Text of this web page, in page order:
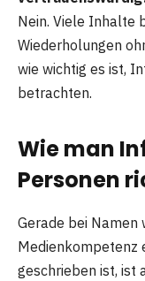
Nein. Viele Inhalte
Wiederholungen
wie wichtig es ist,
betrachten.
Wie man
Personen
Gerade bei Namen
Medienkompetenz
geschrieben ist, ist